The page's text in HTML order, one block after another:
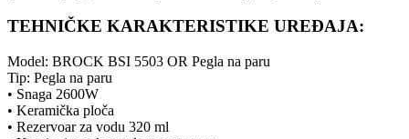
TEHNIČKE KARAKTERISTIKE UREĐAJA:
Model: BROCK BSI 5503 OR Pegla na paru
Tip: Pegla na paru
• Snaga 2600W
• Keramička ploča
• Rezervoar za vodu 320 ml